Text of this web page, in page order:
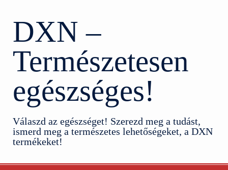
DXN –
Természetesen
egészséges!
Válaszd az egészséget! Szerezd meg a tudást,
ismerd meg a természetes lehetőségeket, a DXN
termékeket!